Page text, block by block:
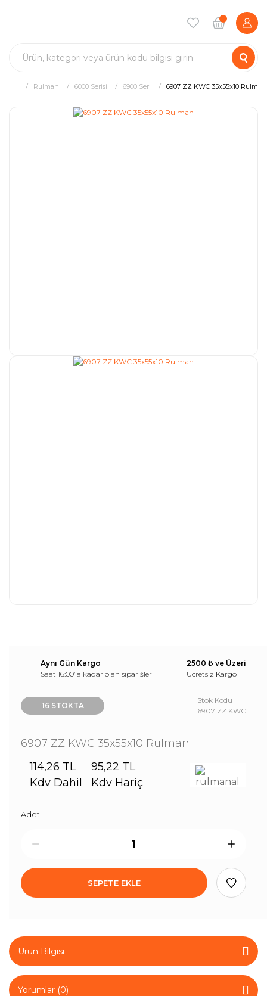
Rulman 6000 Serisi 6900 Seri 6907 ZZ KWC 35x55x10 Rulman
Aynı Gün Kargo
Saat 16:00’ a kadar olan siparişler
2500 ₺ ve Üzeri
Ücretsiz Kargo
16 STOKTA
Stok Kodu
6907 ZZ KWC
6907 ZZ KWC 35x55x10 Rulman
114,26 TL
Kdv Dahil
95,22 TL
Kdv Hariç
Adet
SEPETE EKLE
Ürün Bilgisi
Yorumlar (0)